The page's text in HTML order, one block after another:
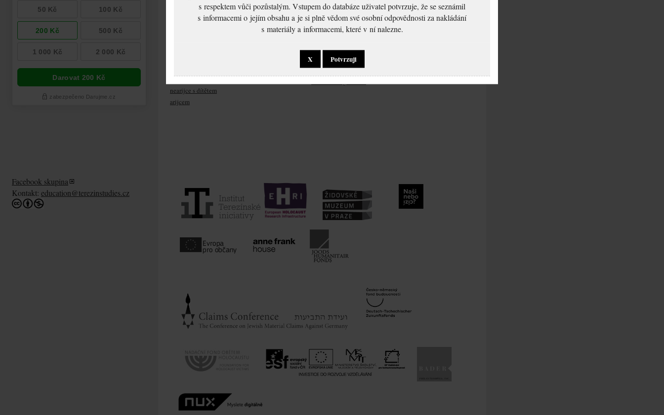
rozvedeného rodiče
nearijce s dítětem
arijcem
Laušer František:
Žádost o vydání
Facebook skupina
Kontakt: education@terezinstudies.cz
s respektem vůči pozůstalým. Vstupem do databáze uživatel potvrzuje, že se seznámil
s informacemi o jejím obsahu a je si plně vědom své osobní odpovědnosti za nakládání
s materiály a informacemi, které v ní nalezne.
X Potvrzuji